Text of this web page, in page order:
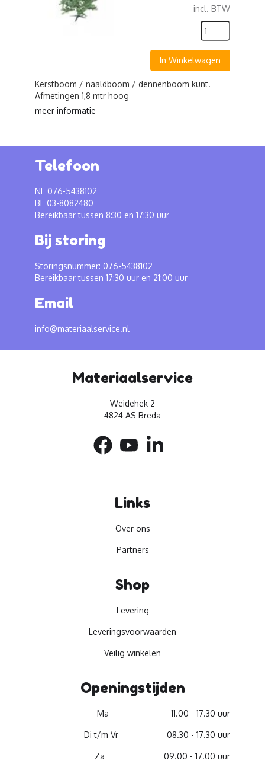
incl. BTW
In Winkelwagen
Kerstboom / naaldboom / dennenboom kunt.
Afmetingen 1,8 mtr hoog
meer informatie
Telefoon
NL 076-5438102
BE 03-8082480
Bereikbaar tussen 8:30 en 17:30 uur
Bij storing
Storingsnummer: 076-5438102
Bereikbaar tussen 17:30 uur en 21:00 uur
Email
info@materiaalservice.nl
Materiaalservice
Weidehek 2
4824 AS Breda
Links
Over ons
Partners
Shop
Levering
Leveringsvoorwaarden
Veilig winkelen
Openingstijden
Ma 11.00 - 17.30 uur
Di t/m Vr 08.30 - 17.30 uur
Za 09.00 - 17.00 uur